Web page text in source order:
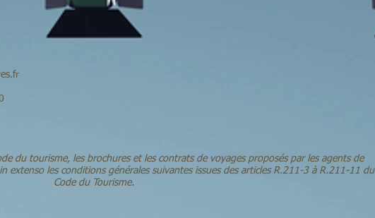
du tourisme, les brochures et les contrats de voyages proposés par les agents de
extenso les conditions générales suivantes issues des articles R.211-3 à R.211-11 du
Code du Tourisme.